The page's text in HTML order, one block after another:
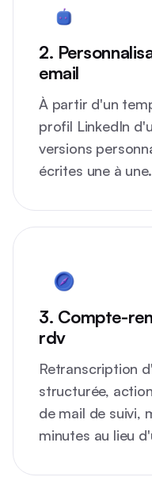
2.
email
À partir d'un
profil LinkedIn
versions
écrites une à une.
3. Compte-
rdv
Retranscription
structurée,
de mail de suivi,
minutes au lieu